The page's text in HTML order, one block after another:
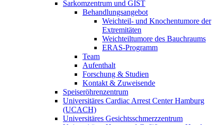
Sarkomzentrum und GIST
Behandlungsangebot
Weichteil- und Knochentumore der
Extremitäten
Weichteiltumore des Bauchraums
ERAS-Programm
Team
Aufenthalt
Forschung & Studien
Kontakt & Zuweisende
Speiseröhrenzentrum
Universitäres Cardiac Arrest Center Hamburg
(UCACH)
Universitäres Gesichtsschmerzzentrum